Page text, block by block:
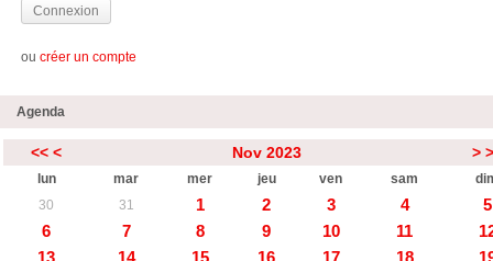
ou créer un compte
Agenda
<< < Nov 2023 >
lun mar mer jeu ven sam
30
31 1 2 3 4
5
6
7 8 9 10 11
13
14 15 16 17 18